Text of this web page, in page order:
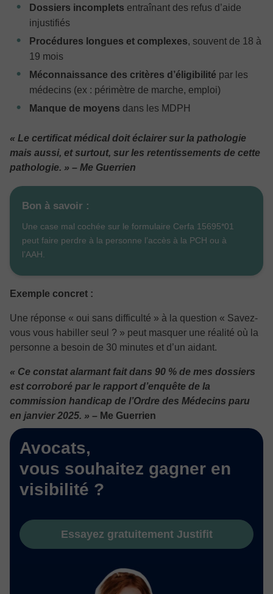
Dossiers incomplets entraînant des refus d’aide
injustifiés
Procédures longues et complexes, souvent de 18 à
19 mois
Méconnaissance des critères d’éligibilité par les
médecins (ex : périmètre de marche, emploi)
Manque de moyens dans les MDPH
« Le certificat médical doit éclairer sur la pathologie
mais aussi, et surtout, sur les retentissements de cette
pathologie. » – Me Guerrien
Bon à savoir :
Une case mal cochée sur le formulaire Cerfa 15695*01
peut faire perdre à la personne l’accès à la PCH ou à
l’AAH.
Exemple concret :
Une réponse « oui sans difficulté » à la question « Savez-
vous vous habiller seul ? » peut masquer une réalité où la
personne a besoin de 30 minutes et d’un aidant.
« Ce constat alarmant fait dans 90 % de mes dossiers
est corroboré par le rapport d’enquête de la
commission handicap de l’Ordre des Médecins paru
en janvier 2025. » – Me Guerrien
Avocats,
vous souhaitez gagner en
visibilité ?
Essayez gratuitement Justifit